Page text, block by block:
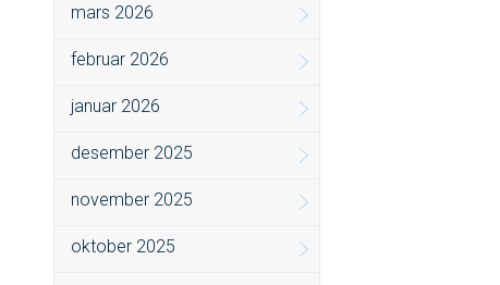
mars 2026
februar 2026
januar 2026
desember 2025
november 2025
oktober 2025